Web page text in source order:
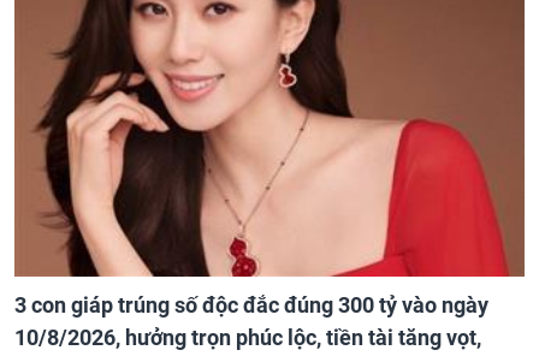
3 con giáp trúng số độc đắc đúng 300 tỷ vào ngày
10/8/2026, hưởng trọn phúc lộc, tiền tài tăng vọt,